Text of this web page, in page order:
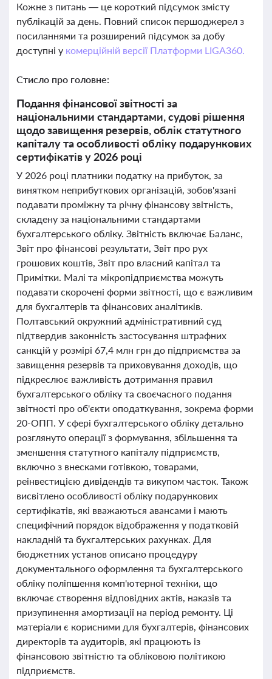
Кожне з питань — це короткий підсумок змісту
публікацій за день. Повний список першоджерел з
посиланнями та розширений підсумок за добу
доступні у комерційній версії Платформи LIGA360.
Стисло про головне:
Подання фінансової звітності за
національними стандартами, судові рішення
щодо завищення резервів, облік статутного
капіталу та особливості обліку подарункових
сертифікатів у 2026 році
У 2026 році платники податку на прибуток, за
винятком неприбуткових організацій, зобов'язані
подавати проміжну та річну фінансову звітність,
складену за національними стандартами
бухгалтерського обліку. Звітність включає Баланс,
Звіт про фінансові результати, Звіт про рух
грошових коштів, Звіт про власний капітал та
Примітки. Малі та мікропідприємства можуть
подавати скорочені форми звітності, що є важливим
для бухгалтерів та фінансових аналітиків.
Полтавський окружний адміністративний суд
підтвердив законність застосування штрафних
санкцій у розмірі 67,4 млн грн до підприємства за
завищення резервів та приховування доходів, що
підкреслює важливість дотримання правил
бухгалтерського обліку та своєчасного подання
звітності про об'єкти оподаткування, зокрема форми
20-ОПП. У сфері бухгалтерського обліку детально
розглянуто операції з формування, збільшення та
зменшення статутного капіталу підприємств,
включно з внесками готівкою, товарами,
реінвестицією дивідендів та викупом часток. Також
висвітлено особливості обліку подарункових
сертифікатів, які вважаються авансами і мають
специфічний порядок відображення у податковій
накладній та бухгалтерських рахунках. Для
бюджетних установ описано процедуру
документального оформлення та бухгалтерського
обліку поліпшення комп'ютерної техніки, що
включає створення відповідних актів, наказів та
призупинення амортизації на період ремонту. Ці
матеріали є корисними для бухгалтерів, фінансових
директорів та аудиторів, які працюють із
фінансовою звітністю та обліковою політикою
підприємств.